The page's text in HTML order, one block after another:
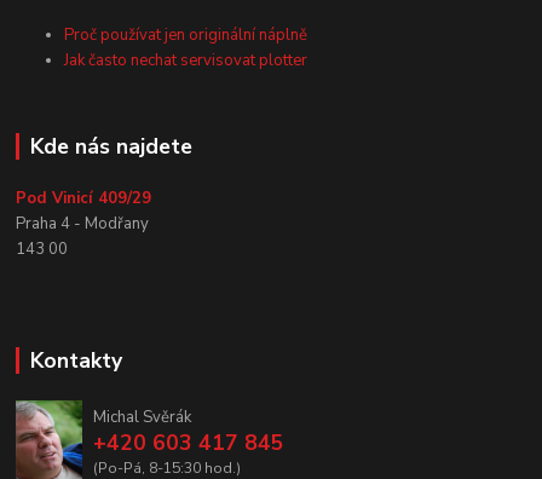
Proč používat jen originální náplně
Jak často nechat servisovat plotter
Kde nás najdete
Pod Vinicí 409/29
Praha 4 - Modřany
143 00
Kontakty
Michal Svěrák
+420 603 417 845
(Po-Pá, 8-15:30 hod.)